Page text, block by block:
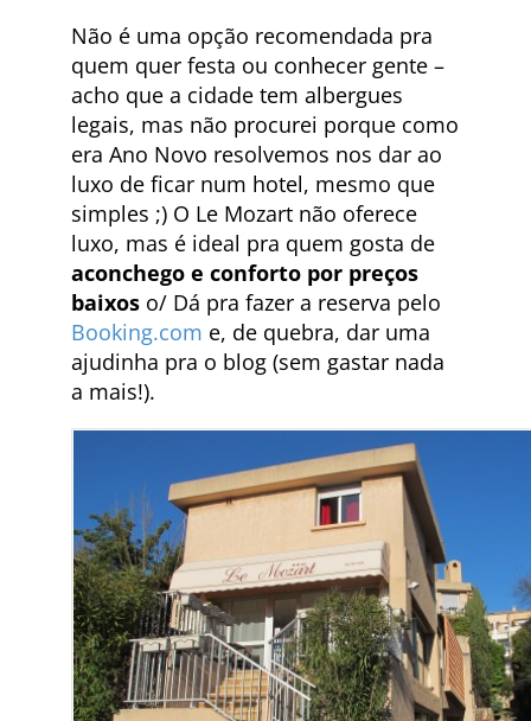
Não é uma opção recomendada pra
quem quer festa ou conhecer gente –
acho que a cidade tem albergues
legais, mas não procurei porque como
era Ano Novo resolvemos nos dar ao
luxo de ficar num hotel, mesmo que
simples ;) O Le Mozart não oferece
luxo, mas é ideal pra quem gosta de
aconchego e conforto por preços
baixos o/ Dá pra fazer a reserva pelo
Booking.com e, de quebra, dar uma
ajudinha pra o blog (sem gastar nada
a mais!).